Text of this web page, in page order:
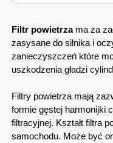
Filtr powietrzama za
zasysane do silnika i
zanieczyszczeń które
uszkodzenia gładzi
Filtry powietrza mają
formie gęstej harmonijki
filtracyjnej. Kształt filtra
samochodu. Może być